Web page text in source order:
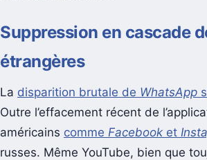
Suppression en cascade
étrangères
La disparition brutale de WhatsApp
Outre l’effacement récent de
américains comme Facebook et
russes. Même YouTube, bien que